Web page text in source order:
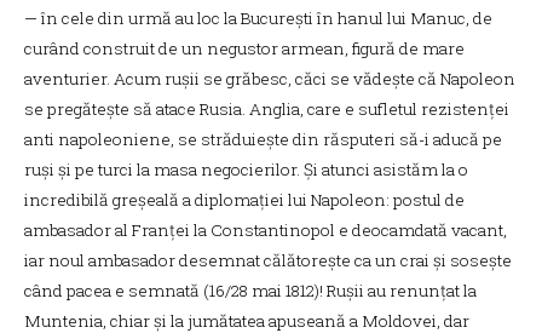
— în cele din urmă au loc la București în hanul lui Manuc, de
curând construit de un negustor armean, figură de mare
aventurier. Acum rușii se grăbesc, căci se vădește că Napoleon
se pregătește să atace Rusia. Anglia, care e sufletul rezistenței
anti napoleoniene, se străduiește din răsputeri să-i aducă pe
ruși și pe turci la masa negocierilor. Și atunci asistăm la o
incredibilă greșeală a diplomației lui Napoleon: postul de
ambasador al Franței la Constantinopol e deocamdată vacant,
iar noul ambasador desemnat călătorește ca un crai și sosește
când pacea e semnată (16/28 mai 1812)! Rușii au renunțat la
Muntenia, chiar și la jumătatea apuseană a Moldovei, dar